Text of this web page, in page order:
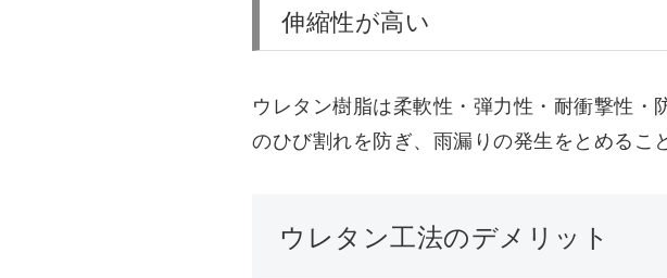
伸縮性が高い
ウレタン樹脂は柔軟性・弾力性・耐衝撃性
のひび割れを防ぎ、雨漏りの発生をとめるこ
ウレタン工法のデメリット